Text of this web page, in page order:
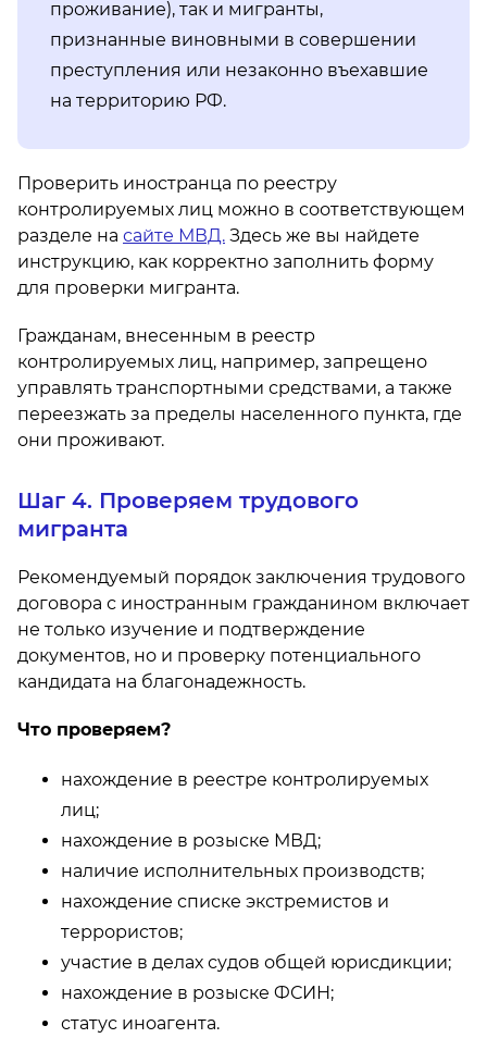
проживание), так и мигранты,
признанные виновными в совершении
преступления или незаконно въехавшие
на территорию РФ.
Проверить иностранца по реестру
контролируемых лиц можно в соответствующем
разделе на сайте МВД. Здесь же вы найдете
инструкцию, как корректно заполнить форму
для проверки мигранта.
Гражданам, внесенным в реестр
контролируемых лиц, например, запрещено
управлять транспортными средствами, а также
переезжать за пределы населенного пункта, где
они проживают.
Шаг 4. Проверяем трудового
мигранта
Рекомендуемый порядок заключения трудового
договора с иностранным гражданином включает
не только изучение и подтверждение
документов, но и проверку потенциального
кандидата на благонадежность.
Что проверяем?
нахождение в реестре контролируемых
лиц;
нахождение в розыске МВД;
наличие исполнительных производств;
нахождение списке экстремистов и
террористов;
участие в делах судов общей юрисдикции;
нахождение в розыске ФСИН;
статус иноагента.